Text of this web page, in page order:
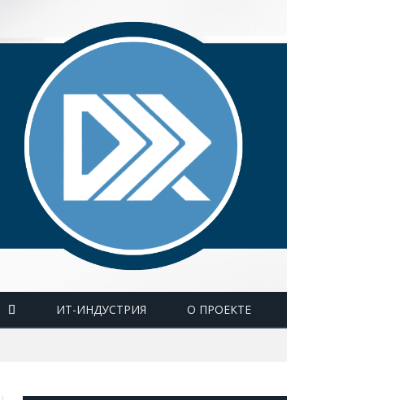
ИТ-ИНДУСТРИЯ О ПРОЕКТЕ